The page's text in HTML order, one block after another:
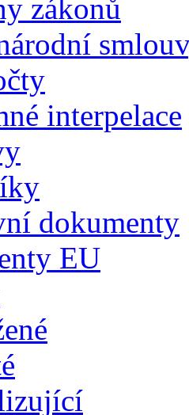
zákonů
interpelace
dokumenty
EU